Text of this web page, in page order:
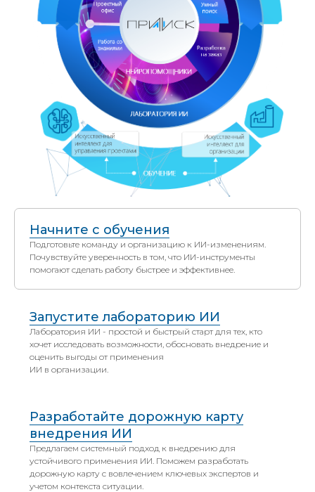
Начните с обучения
Подготовьте команду и организацию к ИИ-изменениям.
Почувствуйте уверенность в том, что ИИ-инструменты
помогают сделать работу быстрее и эффективнее.
Запустите лабораторию ИИ
Лаборатория ИИ - простой и быстрый старт для тех, кто
хочет исследовать возможности, обосновать внедрение и
оценить выгоды от применения
ИИ в организации.
Разработайте дорожную карту
внедрения ИИ
Предлагаем системный подход к внедрению для
устойчивого применения ИИ. Поможем разработать
дорожную карту с вовлечением ключевых экспертов и
учетом контекста ситуации.